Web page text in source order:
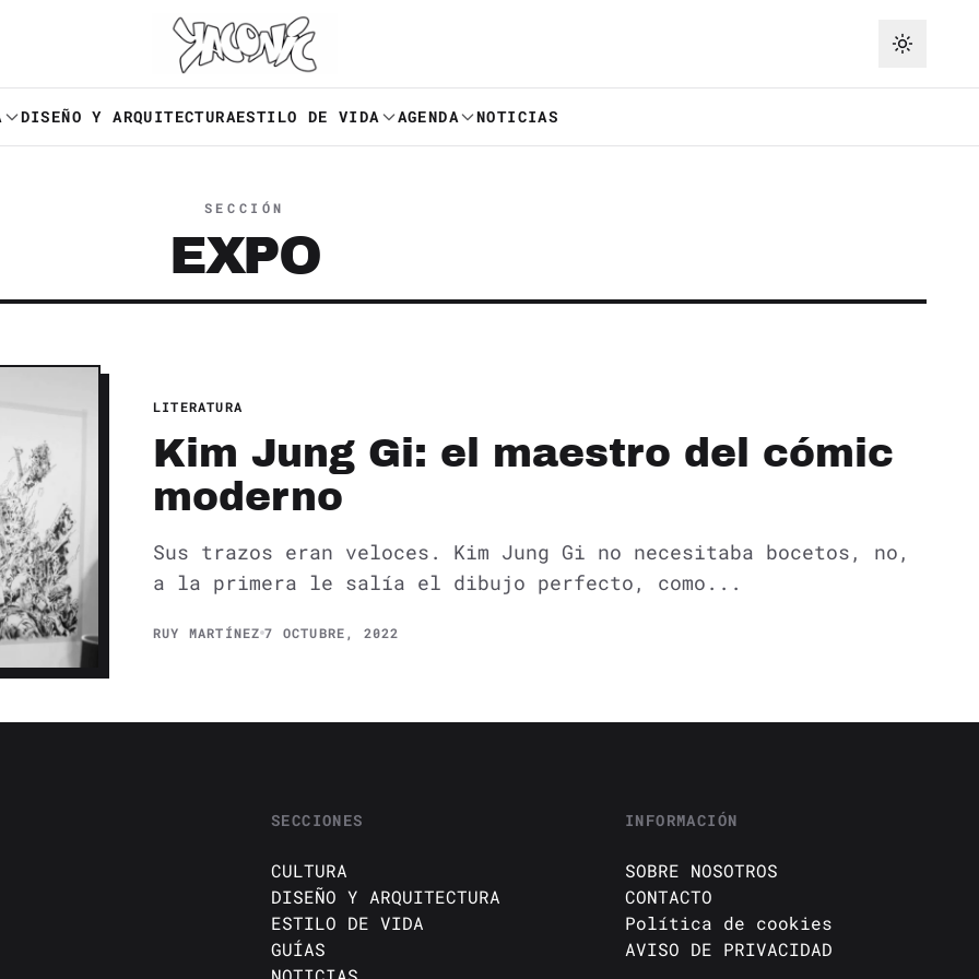
DISEÑO Y ARQUITECTURAESTILO DE VIDA AGENDA NOTICIAS
SECCIÓN
EXPO
LITERATURA
Kim Jung Gi: el maestro del cómic
moderno
Sus trazos eran veloces. Kim Jung Gi no necesitaba bocetos, no,
a la primera le salía el dibujo perfecto, como...
RUY MARTÍNEZ 7 OCTUBRE, 2022
SECCIONES
CULTURA
DISEÑO Y ARQUITECTURA
ESTILO DE VIDA
GUÍAS
INFORMACIÓN
SOBRE NOSOTROS
CONTACTO
Política de cookies
AVISO DE PRIVACIDAD